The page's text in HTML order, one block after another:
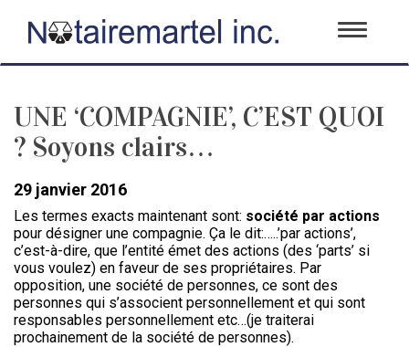
Toggle
UNE ‘COMPAGNIE’, C’EST QUOI
? Soyons clairs…
29 janvier 2016
Les termes exacts maintenant sont: société par actions
pour désigner une compagnie. Ça le dit:…..’par actions’,
c’est-à-dire, que l’entité émet des actions (des ‘parts’ si
vous voulez) en faveur de ses propriétaires. Par
opposition, une société de personnes, ce sont des
personnes qui s’associent personnellement et qui sont
responsables personnellement etc…(je traiterai
prochainement de la société de personnes).